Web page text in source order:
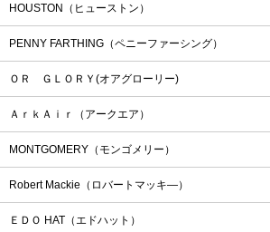
HOUSTON（ヒューストン）
PENNY FARTHING（ペニーファーシング）
ＯＲ ＧＬＯＲＹ(オアグローリー)
ＡｒｋＡｉｒ（アークエア）
MONTGOMERY（モンゴメリー）
Robert Mackie（ロバートマッキ―）
ＥＤＯ HAT（エドハット）